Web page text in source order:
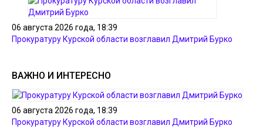
06 августа 2026 года, 18:39
Прокуратуру Курской области возглавил Дмитрий Бурко
ВАЖНО И ИНТЕРЕСНО
06 августа 2026 года, 18:39
Прокуратуру Курской области возглавил Дмитрий Бурко